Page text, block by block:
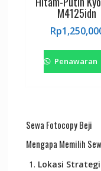
M4125idn
Rp
Penawaran
Sewa Fotocopy Beji
Mengapa Memilih
Lokasi